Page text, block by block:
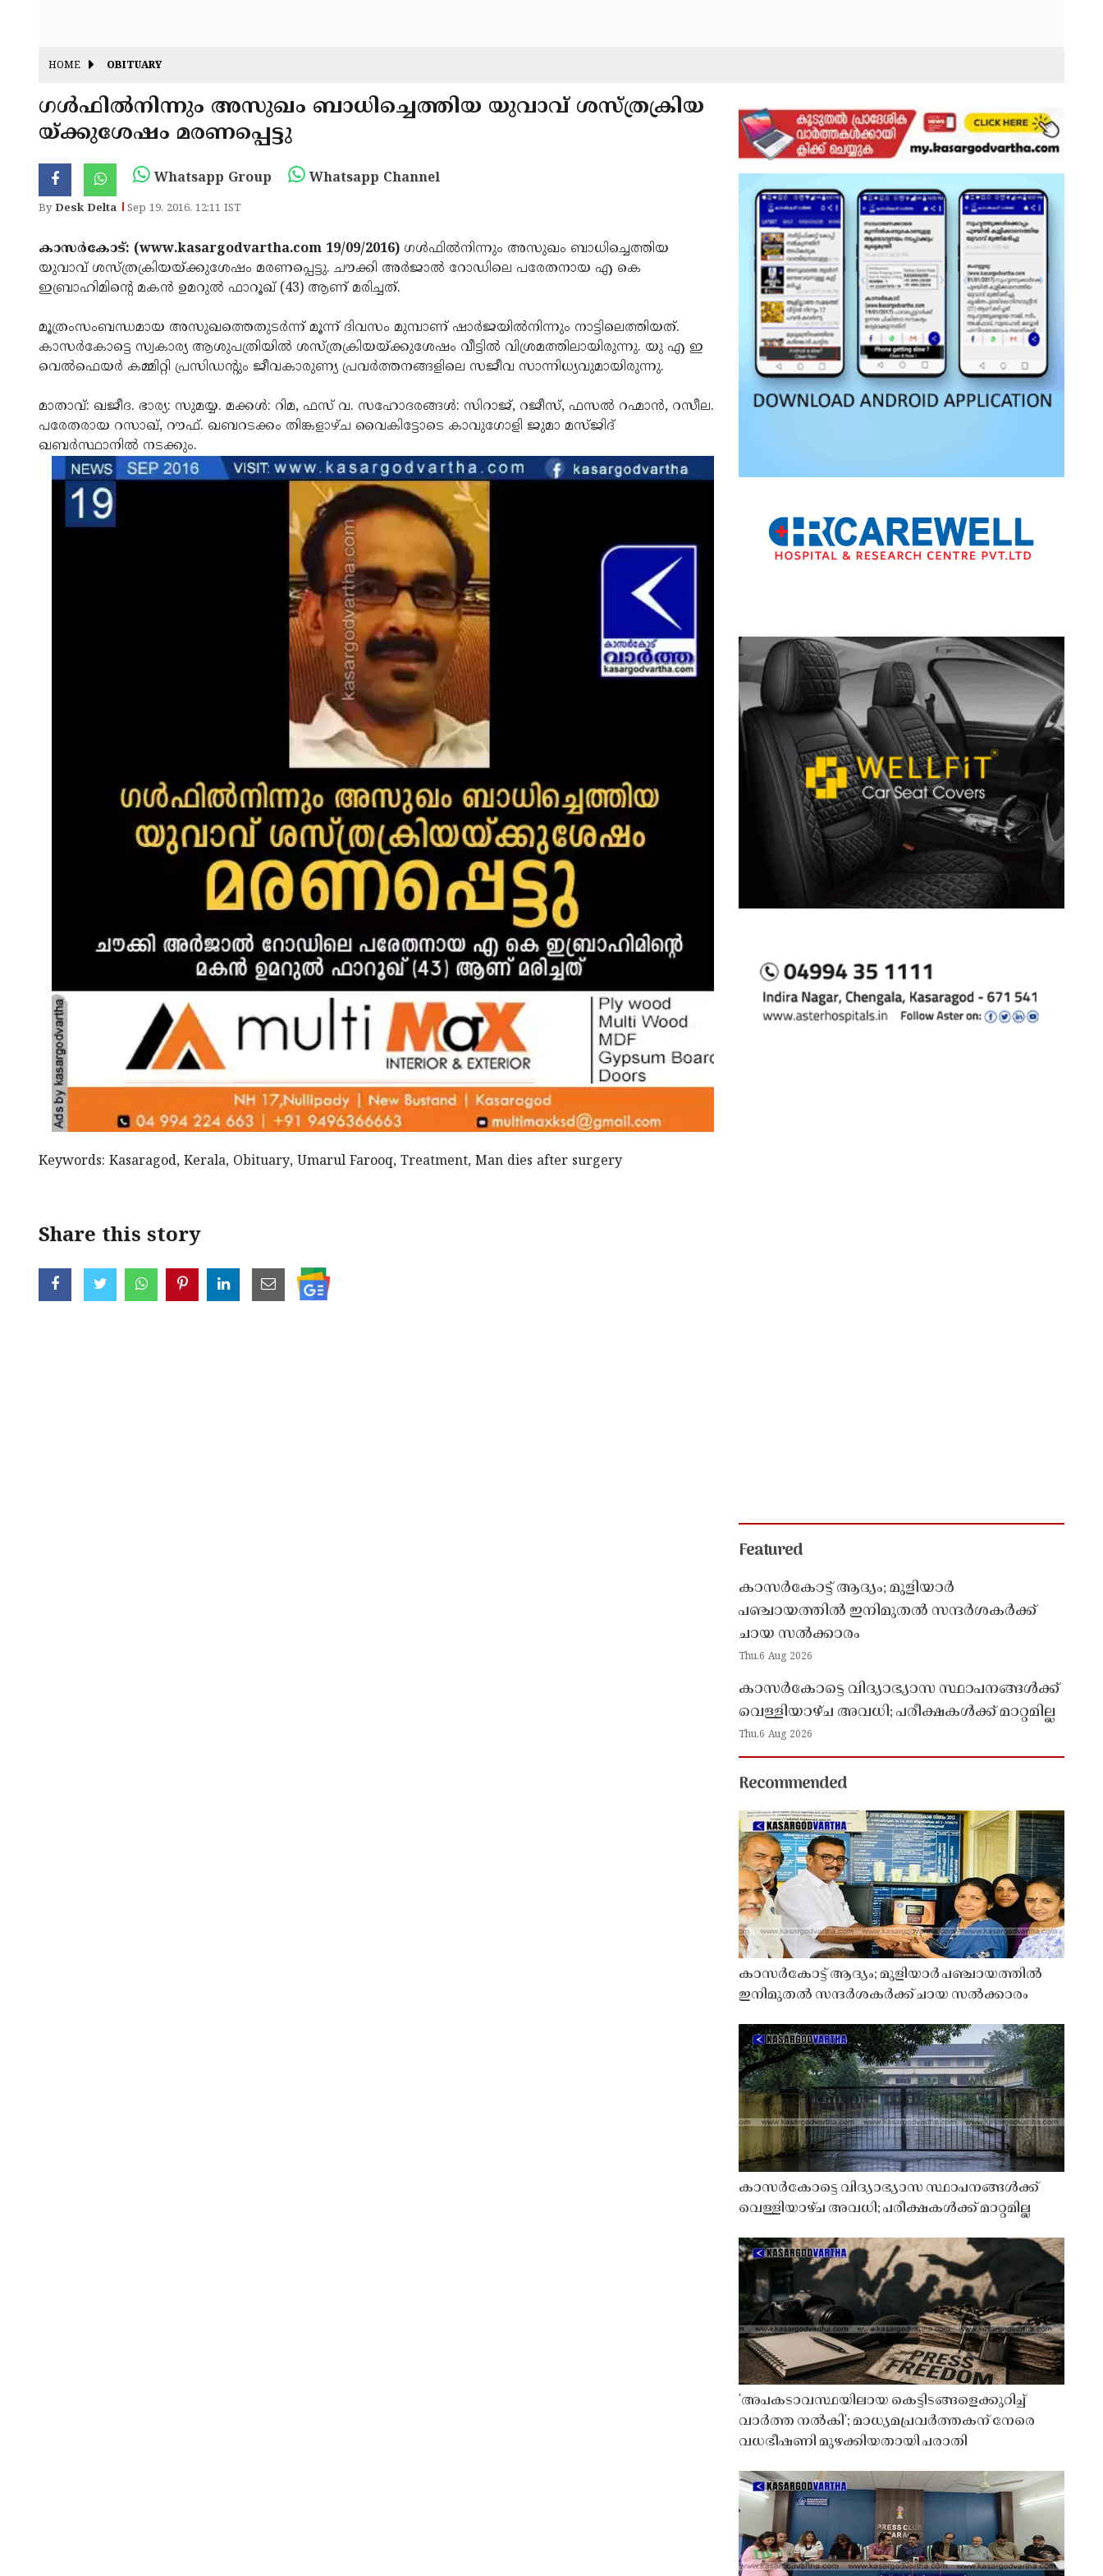
HOME OBITUARY
ഗള്‍ഫില്‍നിന്നും അസുഖം ബാധിച്ചെത്തിയ യുവാവ് ശസ്ത്രക്രിയ
യ്ക്കുശേഷം മരണപ്പെട്ടു
Whatsapp Group Whatsapp Channel
ByDesk Delta Sep 19, 2016, 12:11 IST
കാസര്‍കോട്: (www.kasargodvartha.com 19/09/2016) ഗള്‍ഫില്‍നിന്നും അസുഖം ബാധിച്ചെത്തിയ
യുവാവ് ശസ്ത്രക്രിയയ്ക്കുശേഷം മരണപ്പെട്ടു. ചൗക്കി അര്‍ജാല്‍ റോഡിലെ പരേതനായ എ കെ
ഇബ്രാഹിമിന്റെ മകന്‍ ഉമറുല്‍ ഫാറൂഖ് (43) ആണ് മരിച്ചത്.
മൂത്രംസംബന്ധമായ അസുഖത്തെതുടര്‍ന്ന് മൂന്ന് ദിവസം മുമ്പാണ് ഷാര്‍ജയില്‍നിന്നും നാട്ടിലെത്തിയത്.
കാസര്‍കോട്ടെ സ്വകാര്യ ആശുപത്രിയില്‍ ശസ്ത്രക്രിയയ്ക്കുശേഷം വീട്ടില്‍ വിശ്രമത്തിലായിരുന്നു. യു എ ഇ
വെല്‍ഫെയര്‍ കമ്മിറ്റി പ്രസിഡന്റും ജീവകാരുണ്യ പ്രവര്‍ത്തനങ്ങളിലെ സജീവ സാന്നിധ്യവുമായിരുന്നു.
മാതാവ്: ഖജീദ. ഭാര്യ: സുമയ്യ. മക്കള്‍: റിമ, ഫസ് വ. സഹോദരങ്ങള്‍: സിറാജ്, റജീസ്, ഫസല്‍ റഹ്മാന്‍, റസീല.
പരേതരായ റസാഖ്, റൗഫ്. ഖബറടക്കം തിങ്കളാഴ്ച വൈകിട്ടോടെ കാവുഗോളി ജുമാ മസ്ജിദ്
ഖബര്‍സ്ഥാനില്‍ നടക്കും.
Keywords: Kasaragod, Kerala, Obituary, Umarul Farooq, Treatment, Man dies after surgery
Share this story
Featured
കാസർകോട്ട് ആദ്യം; മുളിയാർ
പഞ്ചായത്തിൽ ഇനിമുതൽ സന്ദർശകർക്ക്
ചായ സൽക്കാരം
Thu,6 Aug 2026
കാസർകോട്ടെ വിദ്യാഭ്യാസ സ്ഥാപനങ്ങൾക്ക്
വെള്ളിയാഴ്ച അവധി; പരീക്ഷകൾക്ക് മാറ്റമില്ല
Thu,6 Aug 2026
Recommended
കാസർകോട്ട് ആദ്യം; മുളിയാർ പഞ്ചായത്തിൽ
ഇനിമുതൽ സന്ദർശകർക്ക് ചായ സൽക്കാരം
കാസർകോട്ടെ വിദ്യാഭ്യാസ സ്ഥാപനങ്ങൾക്ക്
വെള്ളിയാഴ്ച അവധി; പരീക്ഷകൾക്ക് മാറ്റമില്ല
'അപകടാവസ്ഥയിലായ കെട്ടിടങ്ങളെക്കുറിച്ച്
വാർത്ത നൽകി'; മാധ്യമപ്രവർത്തകന് നേരെ
വധഭീഷണി മുഴക്കിയതായി പരാതി